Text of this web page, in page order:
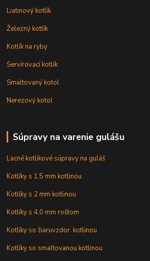
Liatinový kotlík
Železný kotlík
Kotlík na ryby
Servírovací kotlík
Smaltovaný kotol
Nerezový kotol
Súpravy na varenie gulášu
Lacné kotlíkové súpravy na guláš
Kotlíky s 1,5 mm kotlinou
Kotlíky s 2 mm kotlinou
Kotlíky s 4,0 mm roštom
Kotlíky so žiaruvzdor. kotlinou
Kotlíky so smaltovanou kotlinou